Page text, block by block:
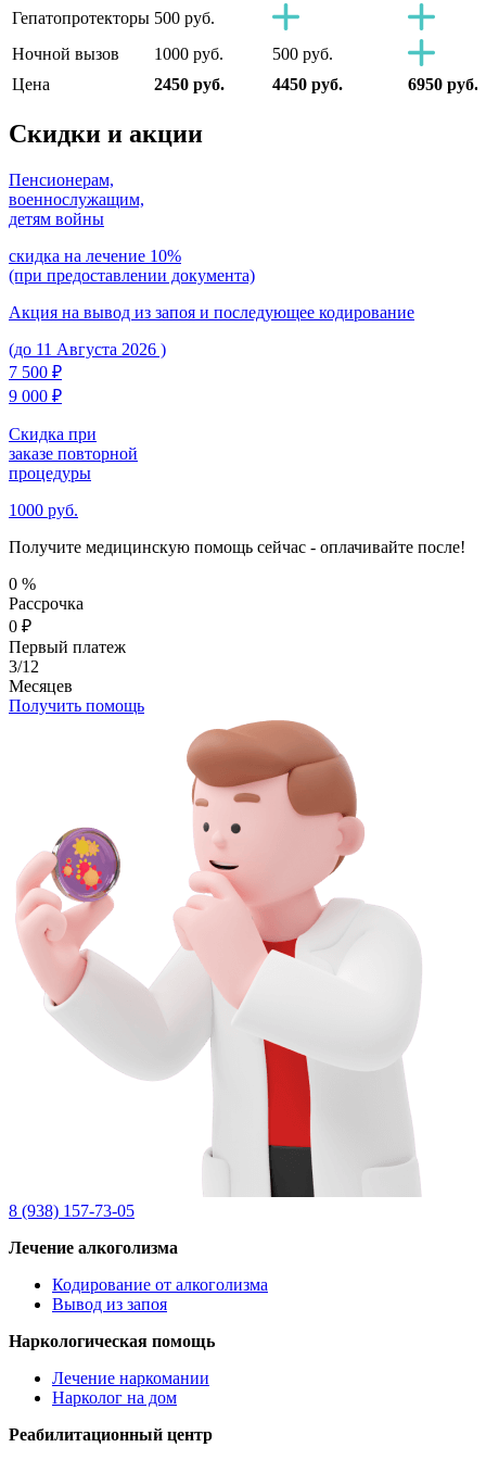
Гепатопротекторы 500 руб.
Ночной вызов
1000 руб.
500 руб.
Цена
2450 руб. 4450 руб. 6950 руб.
Скидки и акции
Пенсионерам,
военнослужащим,
детям войны
скидка на лечение 10%
(при предоставлении документа)
Акция на вывод из запоя и последующее кодирование
(до 11 Августа 2026 )
7 500 ₽
9 000 ₽
Скидка при
заказе повторной
процедуры
1000 руб.
Получите медицинскую помощь сейчас - оплачивайте после!
0 %
Рассрочка
0 ₽
Первый платеж
3/12
Месяцев
Получить помощь
8 (938) 157-73-05
Лечение алкоголизма
Кодирование от алкоголизма
Вывод из запоя
Наркологическая помощь
Лечение наркомании
Нарколог на дом
Реабилитационный центр